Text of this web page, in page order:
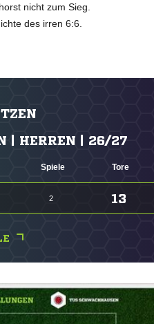
nicht zum Sieg.
des irren 6:6.
| HERREN | 26/27
Spiele Tore
2 13